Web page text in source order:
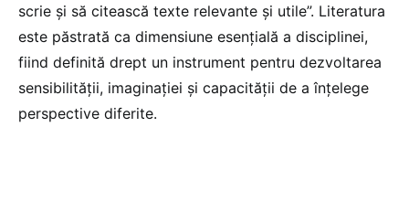
scrie și să citească texte relevante și utile”. Literatura
este păstrată ca dimensiune esențială a disciplinei,
fiind definită drept un instrument pentru dezvoltarea
sensibilității, imaginației și capacității de a înțelege
perspective diferite.